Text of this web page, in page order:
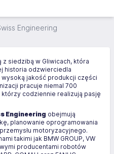
Engineering
z siedzibą w Gliwicach, która
historia odzwierciedla
jakość produkcji części
pracuje niemal 700
codziennie realizują pasję
Engineering obejmują
planowanie oprogramowania
motoryzacyjnego.
takimi jak BMW GROUP, VW
producentami robotów